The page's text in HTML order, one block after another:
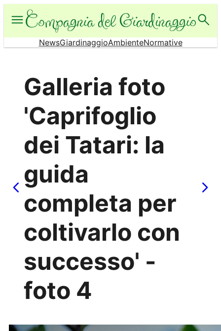
contenuto
NewsGiardinaggioAmbienteNormative
Galleria foto
'Caprifoglio
dei Tatari: la
guida
completa per
coltivarlo con
successo' -
foto 4